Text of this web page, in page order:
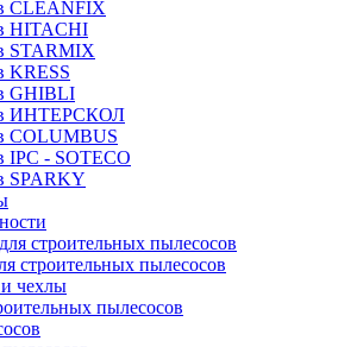
CLEANFIX
HITACHI
STARMIX
KRESS
GHIBLI
ИНТЕРСКОЛ
COLUMBUS
IPC - SOTECO
SPARKY
строительных пылесосов
строительных пылесосов
чехлы
пылесосов